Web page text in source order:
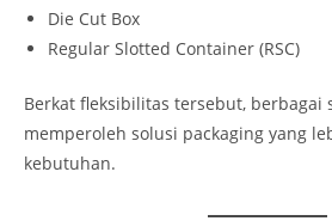
Die Cut Box
Regular Slotted Container (RSC)
Berkat fleksibilitas tersebut,
memperoleh solusi packaging yang
kebutuhan.